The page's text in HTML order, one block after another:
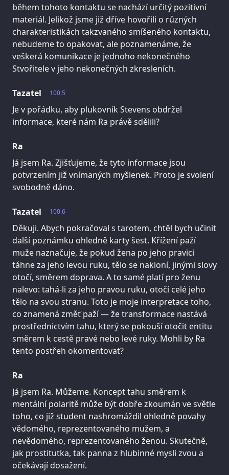
během tohoto kontaktu se nachází určitý pozitivní
materiál. Jelikož jsme již dříve hovořili o různých
charakteristikách takzvaného smíšeného kontaktu,
nebudeme to opakovat, ale poznamenáme, že
veškerá komunikace je jednoho nekonečného
Stvořitele v jeho nekonečných zkresleních.
100.5
Tazatel
Je v pořádku, aby plukovník Stevens obdržel
informace, které nám Ra právě sdělili?
Ra
Já jsem Ra. Zjišťujeme, že tyto informace jsou
potvrzením již vnímaných myšlenek. Proto je svolení
svobodně dáno.
100.6
Tazatel
Děkuji. Abych pokračoval s tarotem, chtěl bych učinit
další poznámku ohledně karty šest. Křížení paží
muže naznačuje, že pokud žena po jeho pravici
táhne za jeho levou ruku, tělo se nakloní, jinými slovy
otočí, směrem doprava. A to samé platí pro ženu
nalevo: tahá-li za jeho pravou ruku, otočí celé jeho
tělo na svou stranu. Toto je moje interpretace toho,
co znamená změť paží — že transformace nastává
prostřednictvím tahu, který se pokouší otočit entitu
směrem k cestě pravé nebo levé ruky. Mohli by Ra
tento postřeh okomentovat?
Ra
Já jsem Ra. Můžeme. Koncept tahu směrem k
mentální polaritě může být dobře zkoumán ve světle
toho, co již student nashromáždil ohledně povahy
vědomého, reprezentovaného mužem, a
nevědomého, reprezentovaného ženou. Skutečně,
jak prostitutka, tak panna z hlubinné mysli zvou a
očekávají dosažení.